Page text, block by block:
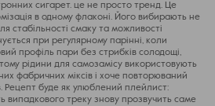
сигарет. це не просто тренд. Це
в одному флаконі. Його вибирають не
стабільності смаку та можливості
при регулярному парінні, коли
профіль пари без стрибків солодощі,
рідини для самозамісу використовують
фабричних міксів і хоче повторюваний
Рецепт буде як улюблений плейлист:
випадкового треку знову прозвучить саме